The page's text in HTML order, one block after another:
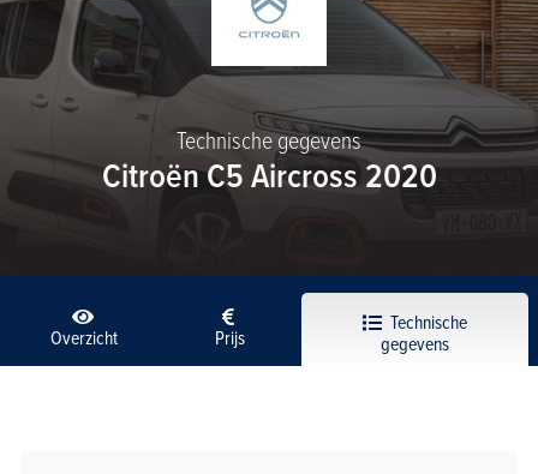
Technische gegevens
Citroën C5 Aircross 2020
Overzicht Prijs
Technische
gegevens